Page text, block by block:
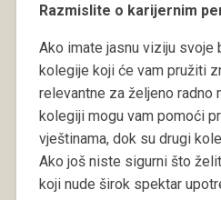
Razmislite o karijernim
Ako imate jasnu viziju svoje
kolegije koji će vam pružiti
relevantne za željeno radno
kolegiji mogu vam pomoći
vještinama, dok su drugi
Ako još niste sigurni što
koji nude širok spektar